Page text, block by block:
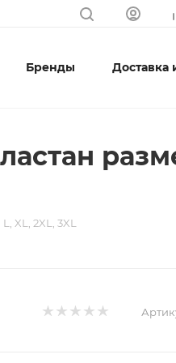
Бренды Доставка
XL, 2XL, 3XL